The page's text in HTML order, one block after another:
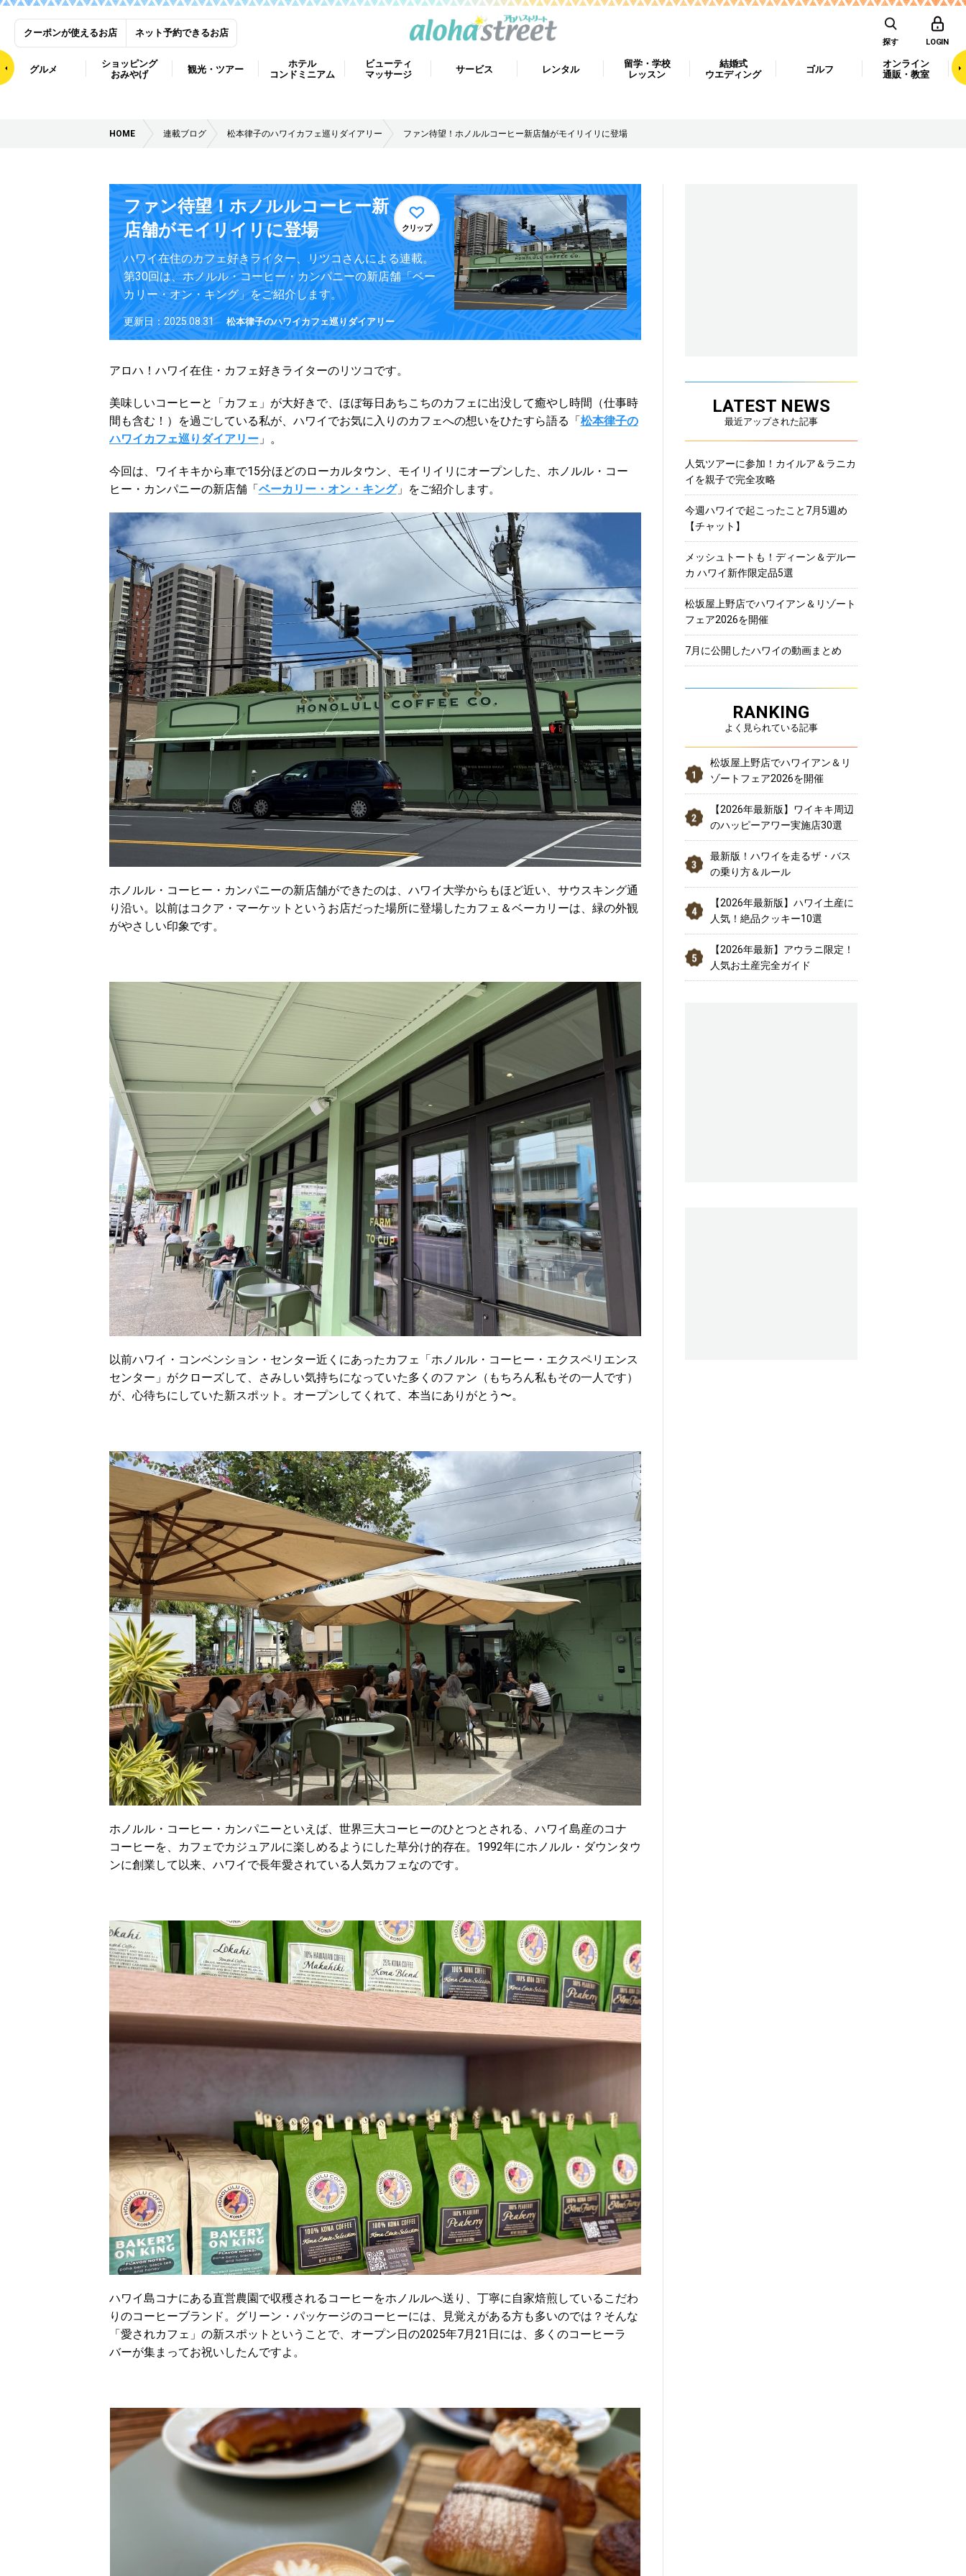
クーポンが使えるお店 ネット予約できるお店
探す LOGIN
グルメ
ショッピング
おみやげ
観光・ツアー
ホテル
コンドミニアム
ビューティ
マッサージ
サービス レンタル
留学・学校
レッスン
結婚式
ウエディング
ゴルフ
オンライン
通販・教室
HOME 連載ブログ 松本律子のハワイカフェ巡りダイアリー ファン待望！ホノルルコーヒー新店舗がモイリイリに登場
ファン待望！ホノルルコーヒー新
店舗がモイリイリに登場
クリップ
ハワイ在住のカフェ好きライター、リツコさんによる連載。
第30回は、ホノルル・コーヒー・カンパニーの新店舗「ベー
カリー・オン・キング」をご紹介します。
更新日：2025.08.31 松本律子のハワイカフェ巡りダイアリー
アロハ！ハワイ在住・カフェ好きライターのリツコです。
美味しいコーヒーと「カフェ」が大好きで、ほぼ毎日あちこちのカフェに出没して癒やし時間（仕事時
間も含む！）を過ごしている私が、ハワイでお気に入りのカフェへの想いをひたすら語る「松本律子の
ハワイカフェ巡りダイアリー」。
今回は、ワイキキから車で15分ほどのローカルタウン、モイリイリにオープンした、ホノルル・コー
ヒー・カンパニーの新店舗「ベーカリー・オン・キング」をご紹介します。
ホノルル・コーヒー・カンパニーの新店舗ができたのは、ハワイ大学からもほど近い、サウスキング通
り沿い。以前はコクア・マーケットというお店だった場所に登場したカフェ＆ベーカリーは、緑の外観
がやさしい印象です。
以前ハワイ・コンベンション・センター近くにあったカフェ「ホノルル・コーヒー・エクスペリエンス
センター」がクローズして、さみしい気持ちになっていた多くのファン（もちろん私もその一人です）
が、心待ちにしていた新スポット。オープンしてくれて、本当にありがとう〜。
ホノルル・コーヒー・カンパニーといえば、世界三大コーヒーのひとつとされる、ハワイ島産のコナ
コーヒーを、カフェでカジュアルに楽しめるようにした草分け的存在。1992年にホノルル・ダウンタウ
ンに創業して以来、ハワイで長年愛されている人気カフェなのです。
ハワイ島コナにある直営農園で収穫されるコーヒーをホノルルへ送り、丁寧に自家焙煎しているこだわ
りのコーヒーブランド。グリーン・パッケージのコーヒーには、見覚えがある方も多いのでは？そんな
「愛されカフェ」の新スポットということで、オープン日の2025年7月21日には、多くのコーヒーラ
バーが集まってお祝いしたんですよ。
LATEST NEWS
最近アップされた記事
人気ツアーに参加！カイルア＆ラニカ
イを親子で完全攻略
今週ハワイで起こったこと7月5週め
【チャット】
メッシュトートも！ディーン＆デルー
カ ハワイ新作限定品5選
松坂屋上野店でハワイアン＆リゾート
フェア2026を開催
7月に公開したハワイの動画まとめ
RANKING
よく見られている記事
松坂屋上野店でハワイアン＆リ
ゾートフェア2026を開催
【2026年最新版】ワイキキ周辺
のハッピーアワー実施店30選
最新版！ハワイを走るザ・バス
の乗り方＆ルール
【2026年最新版】ハワイ土産に
人気！絶品クッキー10選
【2026年最新】アウラニ限定！
人気お土産完全ガイド